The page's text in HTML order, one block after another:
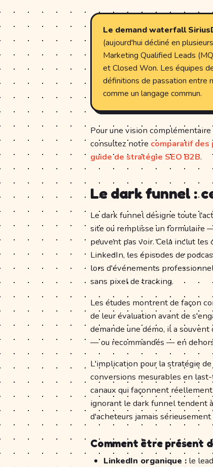
Le demand waterfall
(aujourd'hui décliné en
Marketing Qualified Leads
et Closed Won. Les équipes
définitions de passation entre
comme un langage commun.
Pour une vision
consultez notre comparatif
guide de stratégie SEO B2B.
Le dark funnel :
Le dark funnel désigne toute
site ou remplisse un formulaire
peuvent pas voir. Cela inclut les
LinkedIn, les épisodes de
lors d'événements
sans pixel de tracking.
Les études montrent de façon
de leur évaluation avant de
demande une démo, il a
— ou recommandés — en
L'implication pour la stratégie
conversions mesurables en
canaux qui façonnent
ignorant le dark funnel tendent
d'acheteurs jamais
Comment être présent
LinkedIn organique : le